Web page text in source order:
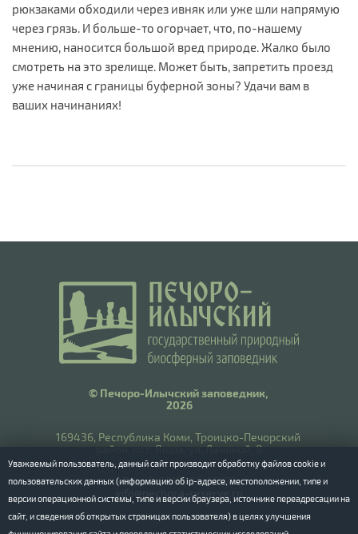
рюкзаками обходили через ивняк или уже шли напрямую
через грязь. И больше-то огорчает, что, по-нашему
мнению, наносится большой вред природе. Жалко было
смотреть на это зрелище. Может быть, запретить проезд
уже начиная с границы буферной зоны? Удачи вам в
ваших начинаниях!
© Печоро-Илычский заповедник,
2026
169436, Республика Коми, Троицко-Печорский
район, пст. Якша, ул. Ланиной, 8
​Тел.: 8(8212) 55-55-77
info@pechora-reserve.ru
Уважаемый пользователь, данный сайт производит обработку файлов cookie и
пользовательских данных (информацию об ip-адресе, местоположении, типе и
версии операционной системы, типе и версии браузера, источнике переадресации на
сайт, и сведения об открытых страницах пользователя) в целях улучшения